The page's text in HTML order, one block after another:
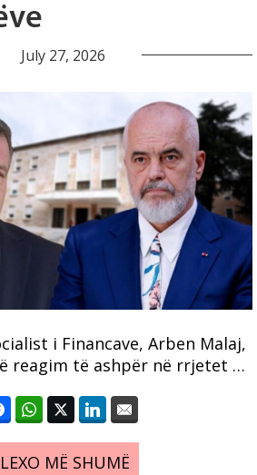
July 27, 2026
i Financave, Arben Malaj,
reagim të ashpër në rrjetet …
LEXO MË SHUMË